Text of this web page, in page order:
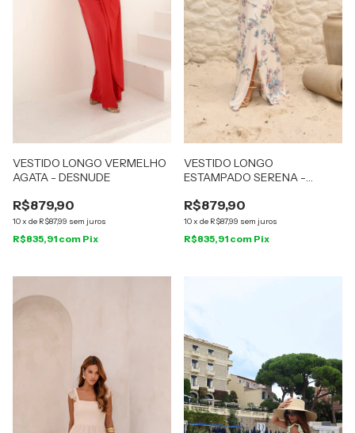
VESTIDO LONGO VERMELHO
AGATA - DESNUDE
R$879,90
10x de R$87,99 sem juros
R$835,91 com Pix
VESTIDO LONGO
ESTAMPADO SERENA -
R$879,90
10x de R$87,99 sem juros
R$835,91 com Pix